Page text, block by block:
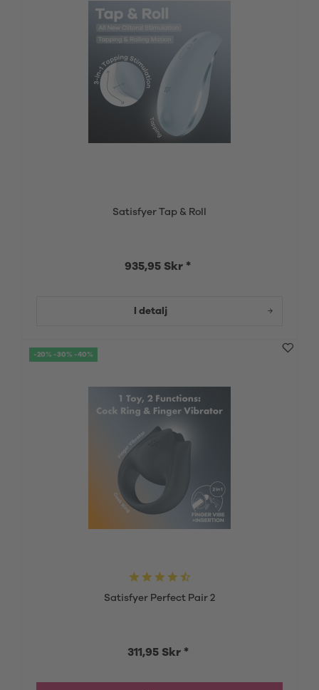
Satisfyer Tap & Roll
935,95 Skr *
I detalj
-20% -30% -40%
Satisfyer Perfect Pair 2
311,95 Skr *